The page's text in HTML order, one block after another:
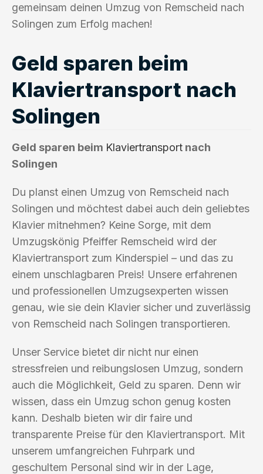
gemeinsam deinen Umzug von Remscheid nach
Solingen zum Erfolg machen!
Geld sparen beim
Klaviertransport nach
Solingen
Geld sparen beim Klaviertransport nach
Solingen
Du planst einen Umzug von Remscheid nach
Solingen und möchtest dabei auch dein geliebtes
Klavier mitnehmen? Keine Sorge, mit dem
Umzugskönig Pfeiffer Remscheid wird der
Klaviertransport zum Kinderspiel – und das zu
einem unschlagbaren Preis! Unsere erfahrenen
und professionellen Umzugsexperten wissen
genau, wie sie dein Klavier sicher und zuverlässig
von Remscheid nach Solingen transportieren.
Unser Service bietet dir nicht nur einen
stressfreien und reibungslosen Umzug, sondern
auch die Möglichkeit, Geld zu sparen. Denn wir
wissen, dass ein Umzug schon genug kosten
kann. Deshalb bieten wir dir faire und
transparente Preise für den Klaviertransport. Mit
unserem umfangreichen Fuhrpark und
geschultem Personal sind wir in der Lage,